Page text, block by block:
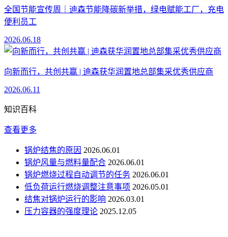
全国节能宣传周｜迪森节能降碳新举措，绿电赋能工厂，充电
便利员工
2026.06.18
向新而行，共创共赢 | 迪森获华润置地总部集采优秀供应商
2026.06.11
知识百科
查看更多
锅炉结焦的原因 2026.06.01
锅炉风量与燃料量配合 2026.06.01
锅炉燃烧过程自动调节的任务 2026.06.01
低负荷运行燃烧调整注意事项 2026.05.01
结焦对锅炉运行的影响 2026.03.01
压力容器的强度理论 2025.12.05